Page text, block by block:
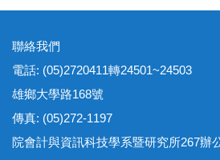
聯絡我們
電話: (05)2720411轉
雄鄉大學路168號
傳真: (05)272-1197
院會計與資訊科技學系暨研究所267辦